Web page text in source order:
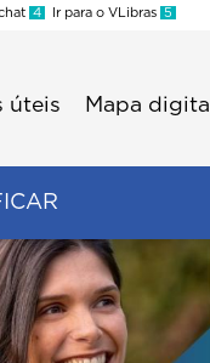
4 Ir para o VLibras 5
úteis Mapa digital